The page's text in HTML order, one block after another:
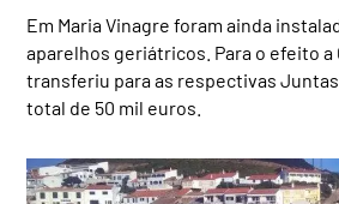
Em Maria Vinagre foram ainda
aparelhos geriátricos. Para o efeito a
transferiu para as respectivas
total de 50 mil euros.